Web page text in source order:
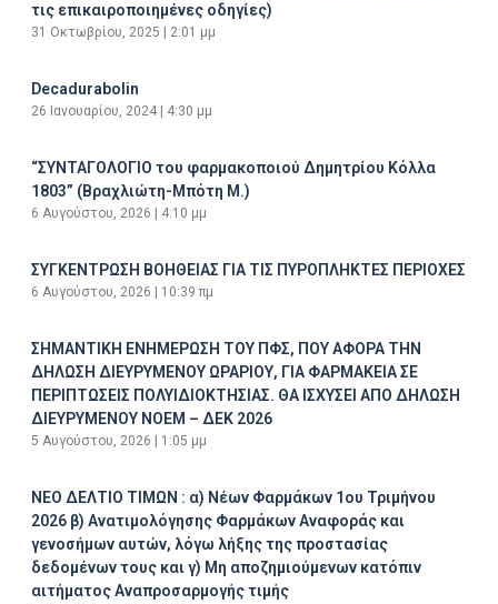
τις επικαιροποιημένες οδηγίες)
31 Οκτωβρίου, 2025 2:01 μμ
Decadurabolin
26 Ιανουαρίου, 2024 4:30 μμ
“ΣΥΝΤΑΓΟΛΟΓΙΟ του φαρμακοποιού Δημητρίου Κόλλα
1803” (Βραχλιώτη-Μπότη Μ.)
6 Αυγούστου, 2026 4:10 μμ
ΣΥΓΚΕΝΤΡΩΣΗ ΒΟΗΘΕΙΑΣ ΓΙΑ ΤΙΣ ΠΥΡΟΠΛΗΚΤΕΣ ΠΕΡΙΟΧΕΣ
6 Αυγούστου, 2026 10:39 πμ
ΣΗΜΑΝΤΙΚΗ ΕΝΗΜΕΡΩΣΗ ΤΟΥ ΠΦΣ, ΠΟΥ ΑΦΟΡΑ ΤΗΝ
ΔΗΛΩΣΗ ΔΙΕΥΡΥΜΕΝΟΥ ΩΡΑΡΙΟΥ, ΓΙΑ ΦΑΡΜΑΚΕΙΑ ΣΕ
ΠΕΡΙΠΤΩΣΕΙΣ ΠΟΛΥΙΔΙΟΚΤΗΣΙΑΣ. ΘΑ ΙΣΧΥΣΕΙ ΑΠΟ ΔΗΛΩΣΗ
ΔΙΕΥΡΥΜΕΝΟΥ ΝΟΕΜ – ΔΕΚ 2026
5 Αυγούστου, 2026 1:05 μμ
ΝΕΟ ΔΕΛΤΙΟ ΤΙΜΩΝ : α) Νέων Φαρμάκων 1ου Τριμήνου
2026 β) Ανατιμολόγησης Φαρμάκων Αναφοράς και
γενοσήμων αυτών, λόγω λήξης της προστασίας
δεδομένων τους και γ) Μη αποζημιούμενων κατόπιν
αιτήματος Αναπροσαρμογής τιμής